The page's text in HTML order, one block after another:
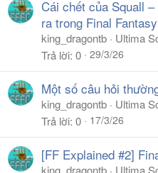
Cái chết của Squall
ra trong Final
king_dragontb
Ultima
Trả lời 0 29/3/26
Một số câu hỏi
king_dragontb
Ultima
Trả lời 0 17/3/26
[FF Explained #2]
king_dragontb
Ultima